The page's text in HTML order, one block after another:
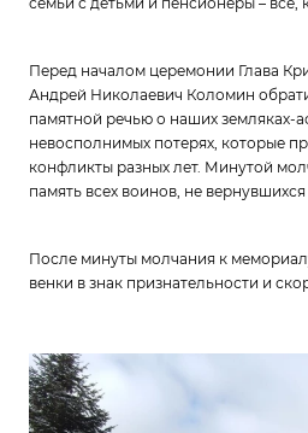
Перед началом церемонии Глава
Андрей Николаевич Коломин
памятной речью о наших земляках-
невосполнимых потерях, которые
конфликты разных лет. Минутой
память всех воинов, не
После минуты молчания к
венки в знак признательности и